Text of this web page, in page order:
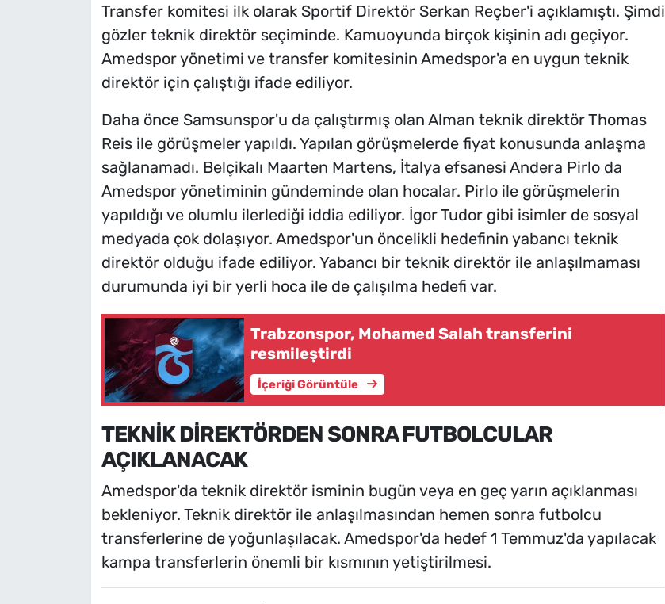
Transfer komitesi ilk olarak Sportif Direktör Serkan Reçber'i açıklamıştı. Şimdi
gözler teknik direktör seçiminde. Kamuoyunda birçok kişinin adı geçiyor.
Amedspor yönetimi ve transfer komitesinin Amedspor'a en uygun teknik
direktör için çalıştığı ifade ediliyor.
Daha önce Samsunspor'u da çalıştırmış olan Alman teknik direktör Thomas
Reis ile görüşmeler yapıldı. Yapılan görüşmelerde fiyat konusunda anlaşma
sağlanamadı. Belçikalı Maarten Martens, İtalya efsanesi Andera Pirlo da
Amedspor yönetiminin gündeminde olan hocalar. Pirlo ile görüşmelerin
yapıldığı ve olumlu ilerlediği iddia ediliyor. İgor Tudor gibi isimler de sosyal
medyada çok dolaşıyor. Amedspor'un öncelikli hedefinin yabancı teknik
direktör olduğu ifade ediliyor. Yabancı bir teknik direktör ile anlaşılmaması
durumunda iyi bir yerli hoca ile de çalışılma hedefi var.
Trabzonspor, Mohamed Salah transferini
resmileştirdi
İçeriği Görüntüle
TEKNİK DİREKTÖRDEN SONRA FUTBOLCULAR
AÇIKLANACAK
Amedspor'da teknik direktör isminin bugün veya en geç yarın açıklanması
bekleniyor. Teknik direktör ile anlaşılmasından hemen sonra futbolcu
transferlerine de yoğunlaşılacak. Amedspor'da hedef 1 Temmuz'da yapılacak
kampa transferlerin önemli bir kısmının yetiştirilmesi.